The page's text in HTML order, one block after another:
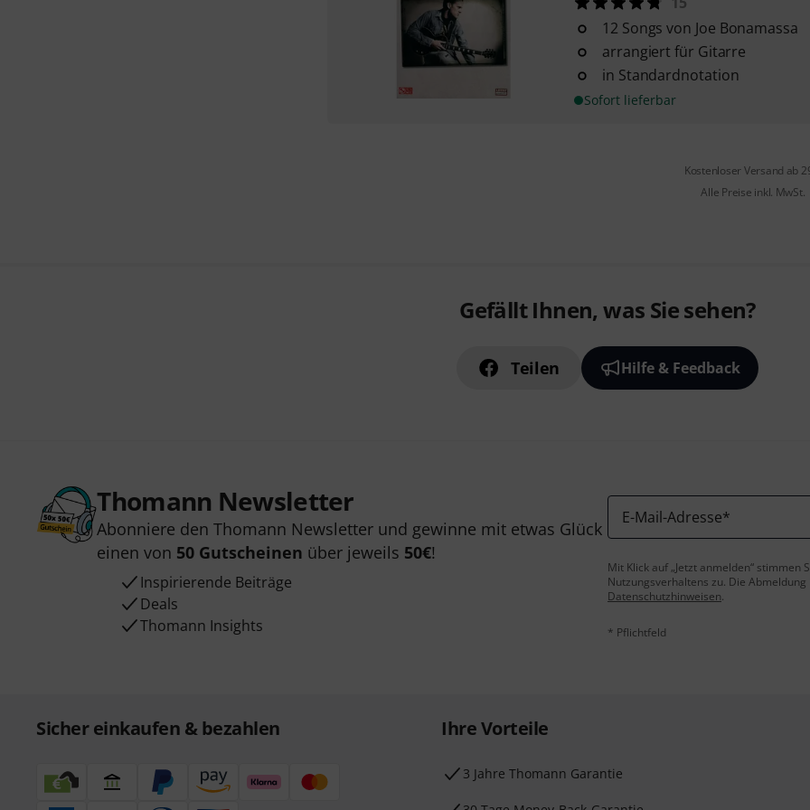
12 Songs von Joe Bonamassa
arrangiert für Gitarre
in Standardnotation
Sofort lieferbar
Kostenloser Versand ab
Alle Preise inkl. MwSt.
Gefällt Ihnen, was Sie sehen?
Teilen Hilfe & Feedback
Thomann Newsletter
Abonniere den Thomann Newsletter und gewinne mit etwas Glück
einen von 50 Gutscheinen über jeweils 50€!
Inspirierende Beiträge
Deals
Thomann Insights
E-Mail-Adresse*
Mit Klick auf „Jetzt anmelden“
Nutzungsverhaltens zu. Die
Datenschutzhinweisen.
* Pflichtfeld
Sicher einkaufen & bezahlen Ihre Vorteile
3 Jahre Thomann Garantie